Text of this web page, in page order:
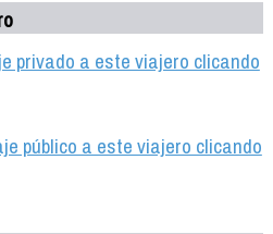
privado a este viajero clicando
público a este viajero clicando